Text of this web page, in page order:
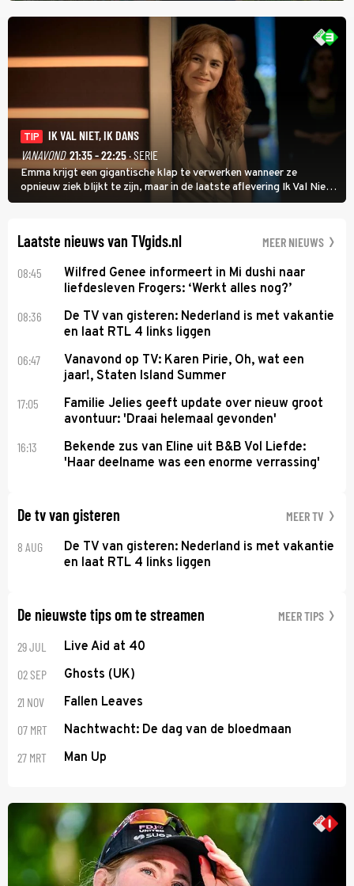
uit vissen om het over de liefde te hebben.
TIP
IK VAL NIET, IK DANS
VANAVOND 21:35 - 22:25· SERIE
Emma krijgt een gigantische klap te verwerken wanneer ze
opnieuw ziek blijkt te zijn, maar in de laatste aflevering Ik Val Niet,
Ik Dans laat ze zien dat ze niet van plan is op te geven, zelfs als ze
Laatste nieuws van TVgids.nl MEER NIEUWS
08:45
Wilfred Genee informeert in Mi dushi naar
liefdesleven Frogers: ‘Werkt alles nog?’
08:36
De TV van gisteren: Nederland is met vakantie
en laat RTL 4 links liggen
06:47
Vanavond op TV: Karen Pirie, Oh, wat een
jaar!, Staten Island Summer
17:05
Familie Jelies geeft update over nieuw groot
avontuur: 'Draai helemaal gevonden'
16:13
Bekende zus van Eline uit B&B Vol Liefde:
'Haar deelname was een enorme verrassing'
De tv van gisteren MEER TV
8 AUG
De TV van gisteren: Nederland is met vakantie
en laat RTL 4 links liggen
De nieuwste tips om te streamen MEER TIPS
29 JUL Live Aid at 40
02 SEP Ghosts (UK)
21 NOV Fallen Leaves
07 MRT Nachtwacht: De dag van de bloedmaan
27 MRT Man Up